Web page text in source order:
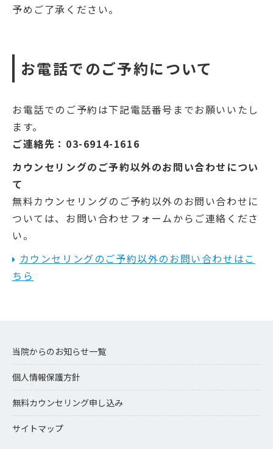
予めご了承ください。
お電話でのご予約について
お電話でのご予約は下記電話番号までお願いいたし
ます。
ご連絡先：03-6914-1616
カウンセリングのご予約以外のお問い合わせについ
て
無料カウンセリングのご予約以外のお問い合わせに
ついては、お問い合わせフォームからご連絡くださ
い。
カウンセリングのご予約以外のお問い合わせはこ
ちら
当院からのお知らせ一覧
個人情報保護方針
無料カウンセリング申し込み
サイトマップ